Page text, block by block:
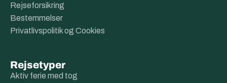
Rejseforsikring
Bestemmelser
Privatlivspolitik og Cookies
Rejsetyper
Aktiv ferie med tog